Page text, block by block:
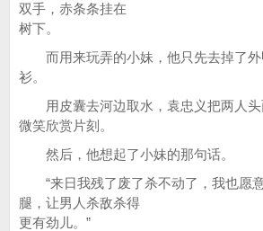
双手，赤条条挂在
树下。
而用来玩弄的小妹，他只先去掉了外
衫。
用皮囊去河边取水，袁忠义把两人头
微笑欣赏片刻。
然后，他想起了小妹的那句话。
“来日我残了废了杀不动了，我也愿
腿，让男人杀敌杀得
更有劲儿。”